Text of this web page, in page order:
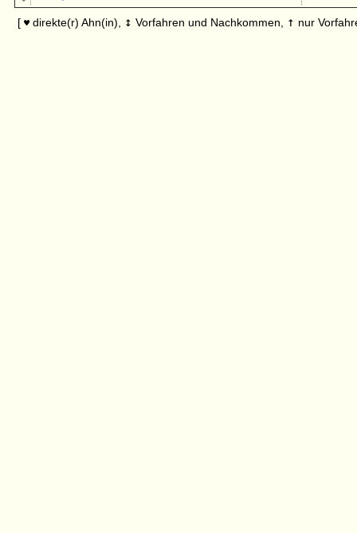
[ ♥ direkte(r) Ahn(in), ↕ Vorfahren und Nachkommen, ↑ nur